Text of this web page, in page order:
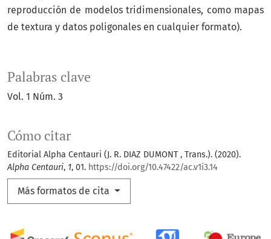
Palabras clave
Vol. 1 Núm. 3
Cómo citar
Editorial Alpha Centauri (J. R. DIAZ DUMONT , Trans.). (2020).
Alpha Centauri, 1, 01. https://doi.org/10.47422/ac.v1i3.14
Más formatos de cita
reproducción de modelos tridimensionales, como mapas
de textura y datos poligonales en cualquier formato).